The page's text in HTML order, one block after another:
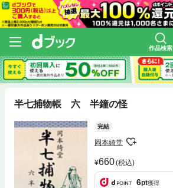
作品検索
半七捕物帳 六 半鐘の怪
完結
岡本綺堂
660(税込)
6pt獲得